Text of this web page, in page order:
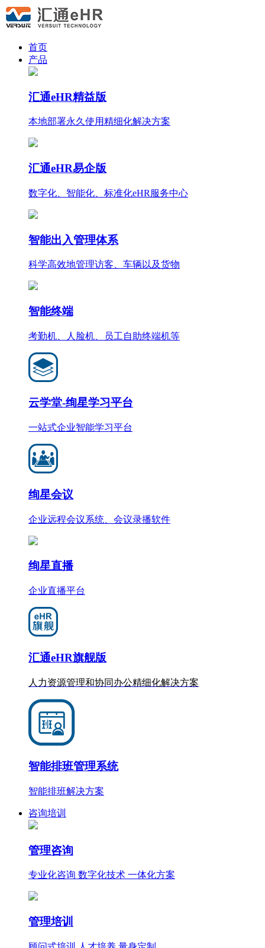
首页
产品
汇通eHR精益版
本地部署永久使用精细化解决方案
汇通eHR易企版
数字化、智能化、标准化eHR服务中心
智能出入管理体系
科学高效地管理访客、车辆以及货物
智能终端
考勤机、人脸机、员工自助终端机等
云学堂-绚星学习平台
一站式企业智能学习平台
绚星会议
企业远程会议系统、会议录播软件
绚星直播
企业直播平台
汇通eHR旗舰版
人力资源管理和协同办公精细化解决方案
智能排班管理系统
智能排班解决方案
咨询培训
管理咨询
专业化咨询 数字化技术 一体化方案
管理培训